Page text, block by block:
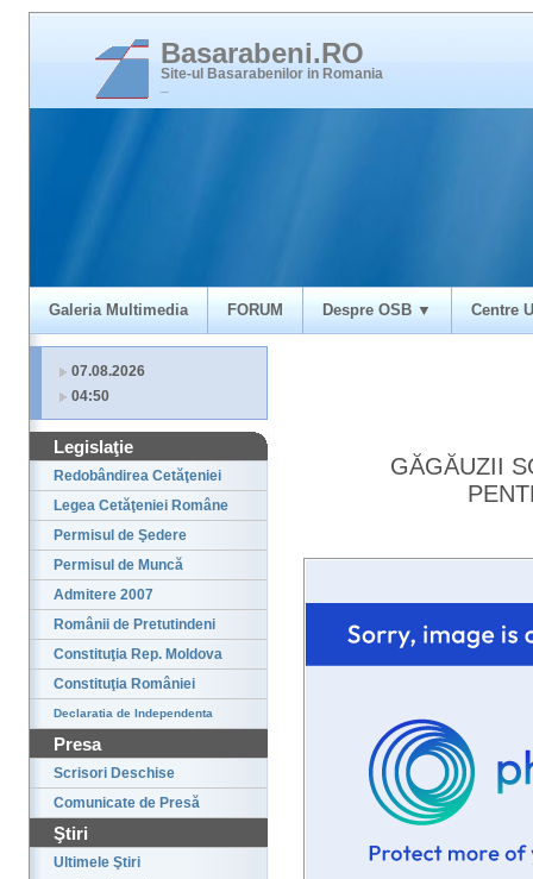
Basarabeni.RO
Site-ul Basarabenilor in Romania
Galeria Multimedia FORUM Despre OSB ▼ Centre
07.08.2026
04:50
Legislaţie
Redobândirea Cetăţeniei
Legea Cetăţeniei Române
Permisul de Şedere
Permisul de Muncă
Admitere 2007
Românii de Pretutindeni
Constituţia Rep. Moldova
Constituţia României
Declaratia de Independenta
Presa
Scrisori Deschise
Comunicate de Presă
Ştiri
Ultimele Ştiri
GĂGĂUZII